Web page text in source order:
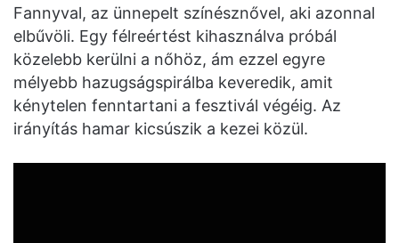
Fannyval, az ünnepelt színésznővel, aki azonnal
elbűvöli. Egy félreértést kihasználva próbál
közelebb kerülni a nőhöz, ám ezzel egyre
mélyebb hazugságspirálba keveredik, amit
kénytelen fenntartani a fesztivál végéig. Az
irányítás hamar kicsúszik a kezei közül.